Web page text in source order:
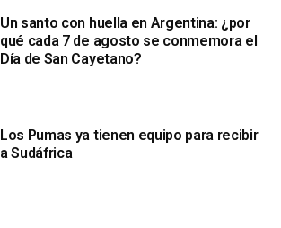
Un santo con huella en Argentina: ¿por
qué cada 7 de agosto se conmemora el
Día de San Cayetano?
Los Pumas ya tienen equipo para recibir
a Sudáfrica